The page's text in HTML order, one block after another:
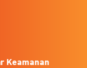
Keamanan